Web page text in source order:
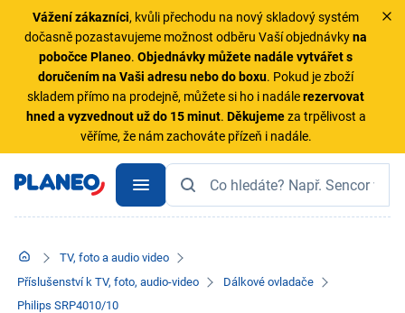
Vážení zákazníci, kvůli přechodu na nový skladový systém
dočasně pozastavujeme možnost odběru Vaší objednávkyna
pobočce Planeo.Objednávky můžete nadále vytvářet s
doručením na Vaši adresu nebo do boxu. Pokud je zboží
skladem přímo na prodejně, můžete si ho i nadálerezervovat
hned a vyzvednout už do 15 minut. Děkujemeza trpělivost a
věříme, že nám zachováte přízeň i nadále.
TV, foto a audio video
Příslušenství k TV, foto, audio-video
Dálkové ovladače
Philips SRP4010/10